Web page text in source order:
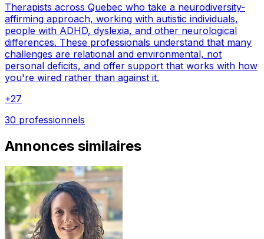
Therapists across Quebec who take a neurodiversity-
affirming approach, working with autistic individuals,
people with ADHD, dyslexia, and other neurological
differences. These professionals understand that many
challenges are relational and environmental, not
personal deficits, and offer support that works with how
you're wired rather than against it.
+27
30 professionnels
Annonces similaires